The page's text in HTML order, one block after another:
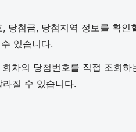
당첨금, 당첨지역 정보를 확
있습니다.
차의 당첨번호를 직접 조회
질 수 있습니다.